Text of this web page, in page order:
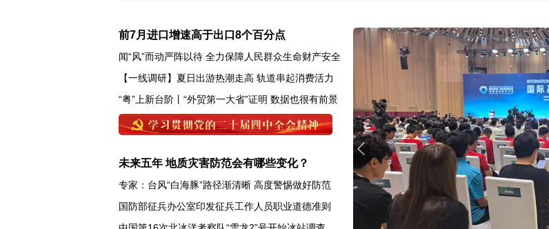
前7月进口增速高于出口8个百分点
闻“风”而动严阵以待 全力保障人民群众生命财产安全
【一线调研】夏日出游热潮走高 轨道串起消费活力
“粤”上新台阶丨“外贸第一大省”证明 数据也很有前景
未来五年 地质灾害防范会有哪些变化？
专家：台风“白海豚”路径渐清晰 高度警惕做好防范
国防部征兵办公室印发征兵工作人员职业道德准则